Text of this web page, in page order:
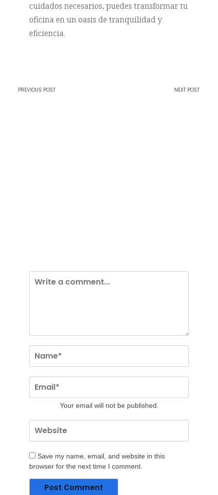
cuidados necesarios, puedes transformar tu
oficina en un oasis de tranquilidad y
eficiencia.
PREVIOUS POST NEXT POST
Your email will not be published.
Save my name, email, and website in this
browser for the next time I comment.